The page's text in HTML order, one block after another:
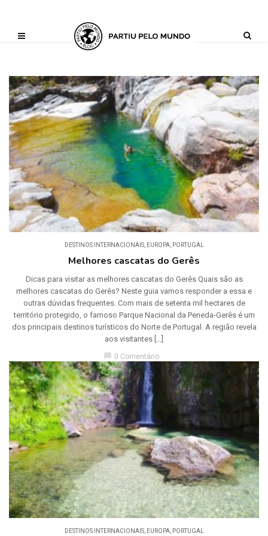
('AI_CONTENT_MARKER_NO_GET_SIDEBAR', true);
DESTINOS INTERNACIONAIS, EUROPA, PORTUGAL
Melhores cascatas do Gerês
Dicas para visitar as melhores cascatas do Gerês Quais são as
melhores cascatas do Gerês? Neste guia vamos responder a essa e
outras dúvidas frequentes. Com mais de setenta mil hectares de
território protegido, o famoso Parque Nacional da Peneda-Gerês é um
dos principais destinos turísticos do Norte de Portugal. A região revela
aos visitantes […]
chat_bubble 0 Comentário
DESTINOS INTERNACIONAIS, EUROPA, PORTUGAL